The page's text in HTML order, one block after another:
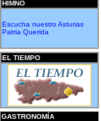
HIMNO
Escucha nuestro Asturias
Patria Querida
EL TIEMPO
GASTRONOMÍA